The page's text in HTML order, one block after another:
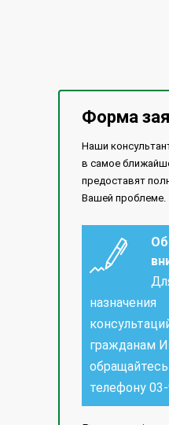
Форма
Наши
в самое
предоставят
Вашей проблеме.
назначения
гражданам
телефону